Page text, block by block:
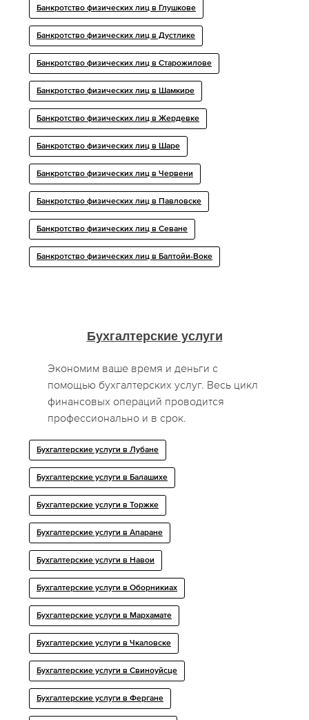
Банкротство физических лиц в Глушкове
Банкротство физических лиц в Дустлике
Банкротство физических лиц в Старожилове
Банкротство физических лиц в Шамкире
Банкротство физических лиц в Жердевке
Банкротство физических лиц в Шаре
Банкротство физических лиц в Червени
Банкротство физических лиц в Павловске
Банкротство физических лиц в Севане
Банкротство физических лиц в Балтойи-Воке
Бухгалтерские услуги
Экономим ваше время и деньги с
помощью бухгалтерских услуг. Весь цикл
финансовых операций проводится
профессионально и в срок.
Бухгалтерские услуги в Лубане
Бухгалтерские услуги в Балашихе
Бухгалтерские услуги в Торжке
Бухгалтерские услуги в Апаране
Бухгалтерские услуги в Навои
Бухгалтерские услуги в Оборникиах
Бухгалтерские услуги в Мархамате
Бухгалтерские услуги в Чкаловске
Бухгалтерские услуги в Свиноуйсце
Бухгалтерские услуги в Фергане